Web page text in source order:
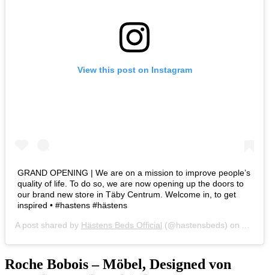
View this post on Instagram
GRAND OPENING | We are on a mission to improve people’s
quality of life. To do so, we are now opening up the doors to
our brand new store in Täby Centrum. Welcome in, to get
inspired • #hastens #hästens
A post shared by Hästens Beds Official (@hastensbeds) on
Roche Bobois – Möbel, Designed von